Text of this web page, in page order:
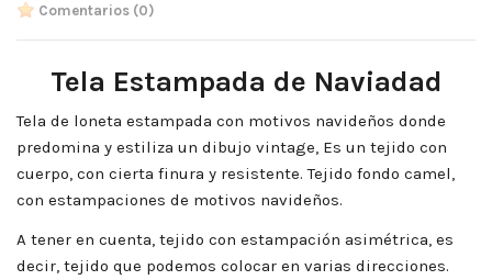
Comentarios (0)
Tela Estampada de Naviadad
Tela de loneta estampada con motivos navideños donde
predomina y estiliza un dibujo vintage, Es un tejido con
cuerpo, con cierta finura y resistente. Tejido fondo camel,
con estampaciones de motivos navideños.
A tener en cuenta, tejido con estampación asimétrica, es
decir, tejido que podemos colocar en varias direcciones.